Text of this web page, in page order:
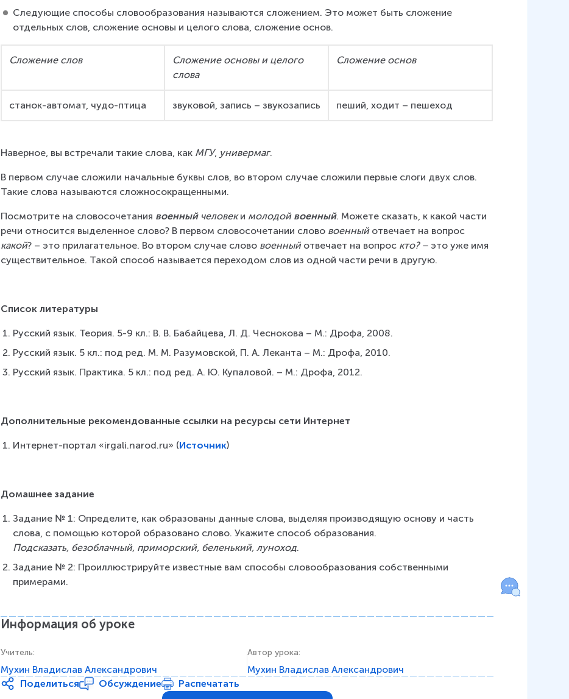
Следующие способы словообразования называются сложением. Это может быть сложение
отдельных слов, сложение основы и целого слова, сложение основ.
Сложение слов
Сложение основы и целого
слова
Сложение основ
станок-автомат, чудо-птица звуковой, запись – звукозапись пеший, ходит – пешеход
Наверное, вы встречали такие слова, как МГУ, универмаг.
В первом случае сложили начальные буквы слов, во втором случае сложили первые слоги двух слов.
Такие слова называются сложносокращенными.
Посмотрите на словосочетания военный человек и молодой военный. Можете сказать, к какой части
речи относится выделенное слово? В первом словосочетании слово военный отвечает на вопрос
какой? – это прилагательное. Во втором случае слово военный отвечает на вопрос кто? – это уже имя
существительное. Такой способ называется переходом слов из одной части речи в другую.
Список литературы
Русский язык. Теория. 5-9 кл.: В. В. Бабайцева, Л. Д. Чеснокова – М.: Дрофа, 2008.
Русский язык. 5 кл.: под ред. М. М. Разумовской, П. А. Леканта – М.: Дрофа, 2010.
Русский язык. Практика. 5 кл.: под ред. А. Ю. Купаловой. – М.: Дрофа, 2012.
Дополнительные рекомендованные ссылки на ресурсы сети Интернет
Интернет-портал «irgali.narod.ru» (Источник)
Домашнее задание
Задание № 1: Определите, как образованы данные слова, выделяя производящую основу и часть
слова, с помощью которой образовано слово. Укажите способ образования.
Подсказать, безоблачный, приморский, беленький, луноход.
Задание № 2: Проиллюстрируйте известные вам способы словообразования собственными
примерами.
Информация об уроке
Учитель:
Мухин Владислав Александрович
Автор урока:
Мухин Владислав Александрович
Поделиться
Обсуждение
Распечатать